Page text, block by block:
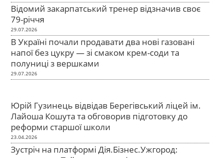
Відомий закарпатський тренер відзначив своє
79-річчя
29.07.2026
В Україні почали продавати два нові газовані
напої без цукру — зі смаком крем-соди та
полуниці з вершками
29.07.2026
Юрій Гузинець відвідав Берегівський ліцей ім.
Лайоша Кошута та обговорив підготовку до
реформи старшої школи
23.04.2026
Зустріч на платформі Дія.Бізнес.Ужгород: